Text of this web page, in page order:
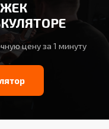
цену за 1 минуту